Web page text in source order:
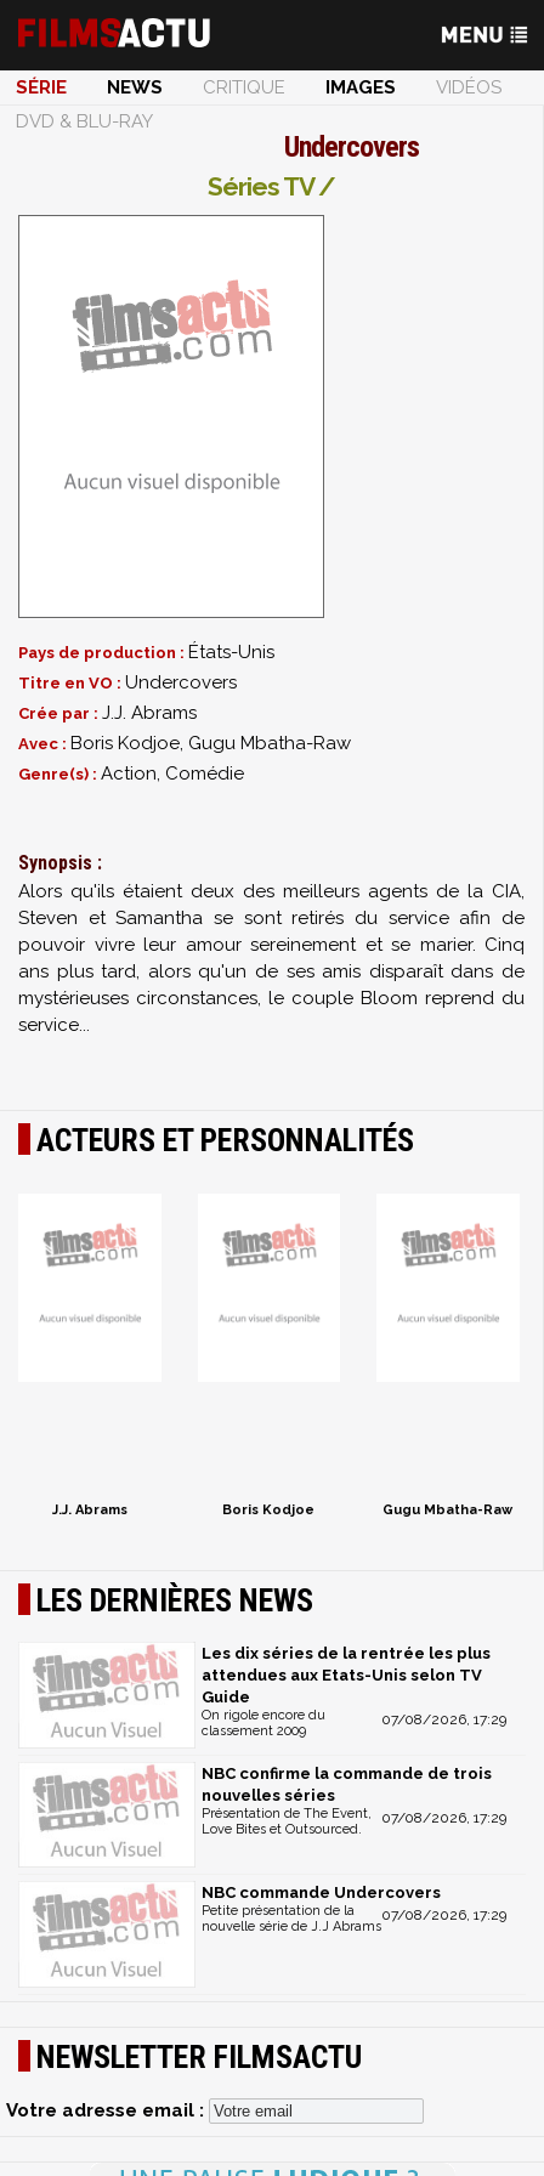
SÉRIE NEWS CRITIQUE IMAGES
VIDÉOS
DVD & BLU-RAY
Undercovers
Séries TV /
Pays de production : États-Unis
Titre en VO : Undercovers
Crée par : J.J. Abrams
Avec : Boris Kodjoe, Gugu Mbatha-Raw
Genre(s) : Action, Comédie
Synopsis :
Alors qu'ils étaient deux des meilleurs agents de la CIA,
Steven et Samantha se sont retirés du service afin de
pouvoir vivre leur amour sereinement et se marier. Cinq
ans plus tard, alors qu'un de ses amis disparaît dans de
mystérieuses circonstances, le couple Bloom reprend du
service...
ACTEURS ET PERSONNALITÉS
J.J. Abrams Boris Kodjoe Gugu Mbatha-Raw
LES DERNIÈRES NEWS
Les dix séries de la rentrée les plus
attendues aux Etats-Unis selon TV
Guide
07/08/2026, 17:29
On rigole encore du
classement 2009
NBC confirme la commande de trois
nouvelles séries
07/08/2026, 17:29
Présentation de The Event,
Love Bites et Outsourced.
NBC commande Undercovers
07/08/2026, 17:29
Petite présentation de la
nouvelle série de J.J Abrams
NEWSLETTER FILMSACTU
Votre adresse email :